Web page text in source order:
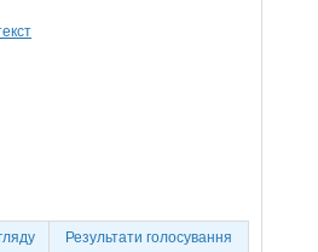
Результати голосування